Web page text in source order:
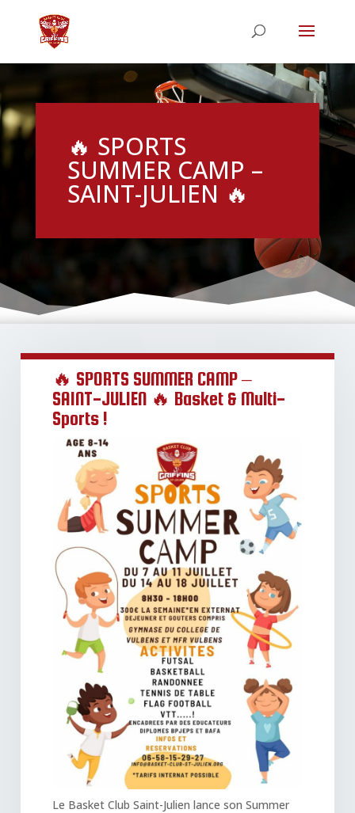
🔥 SPORTS
SUMMER CAMP –
SAINT-JULIEN 🔥
🔥 SPORTS SUMMER CAMP –
SAINT-JULIEN 🔥 Basket & Multi-
Sports !
Le Basket Club Saint-Julien lance son Summer